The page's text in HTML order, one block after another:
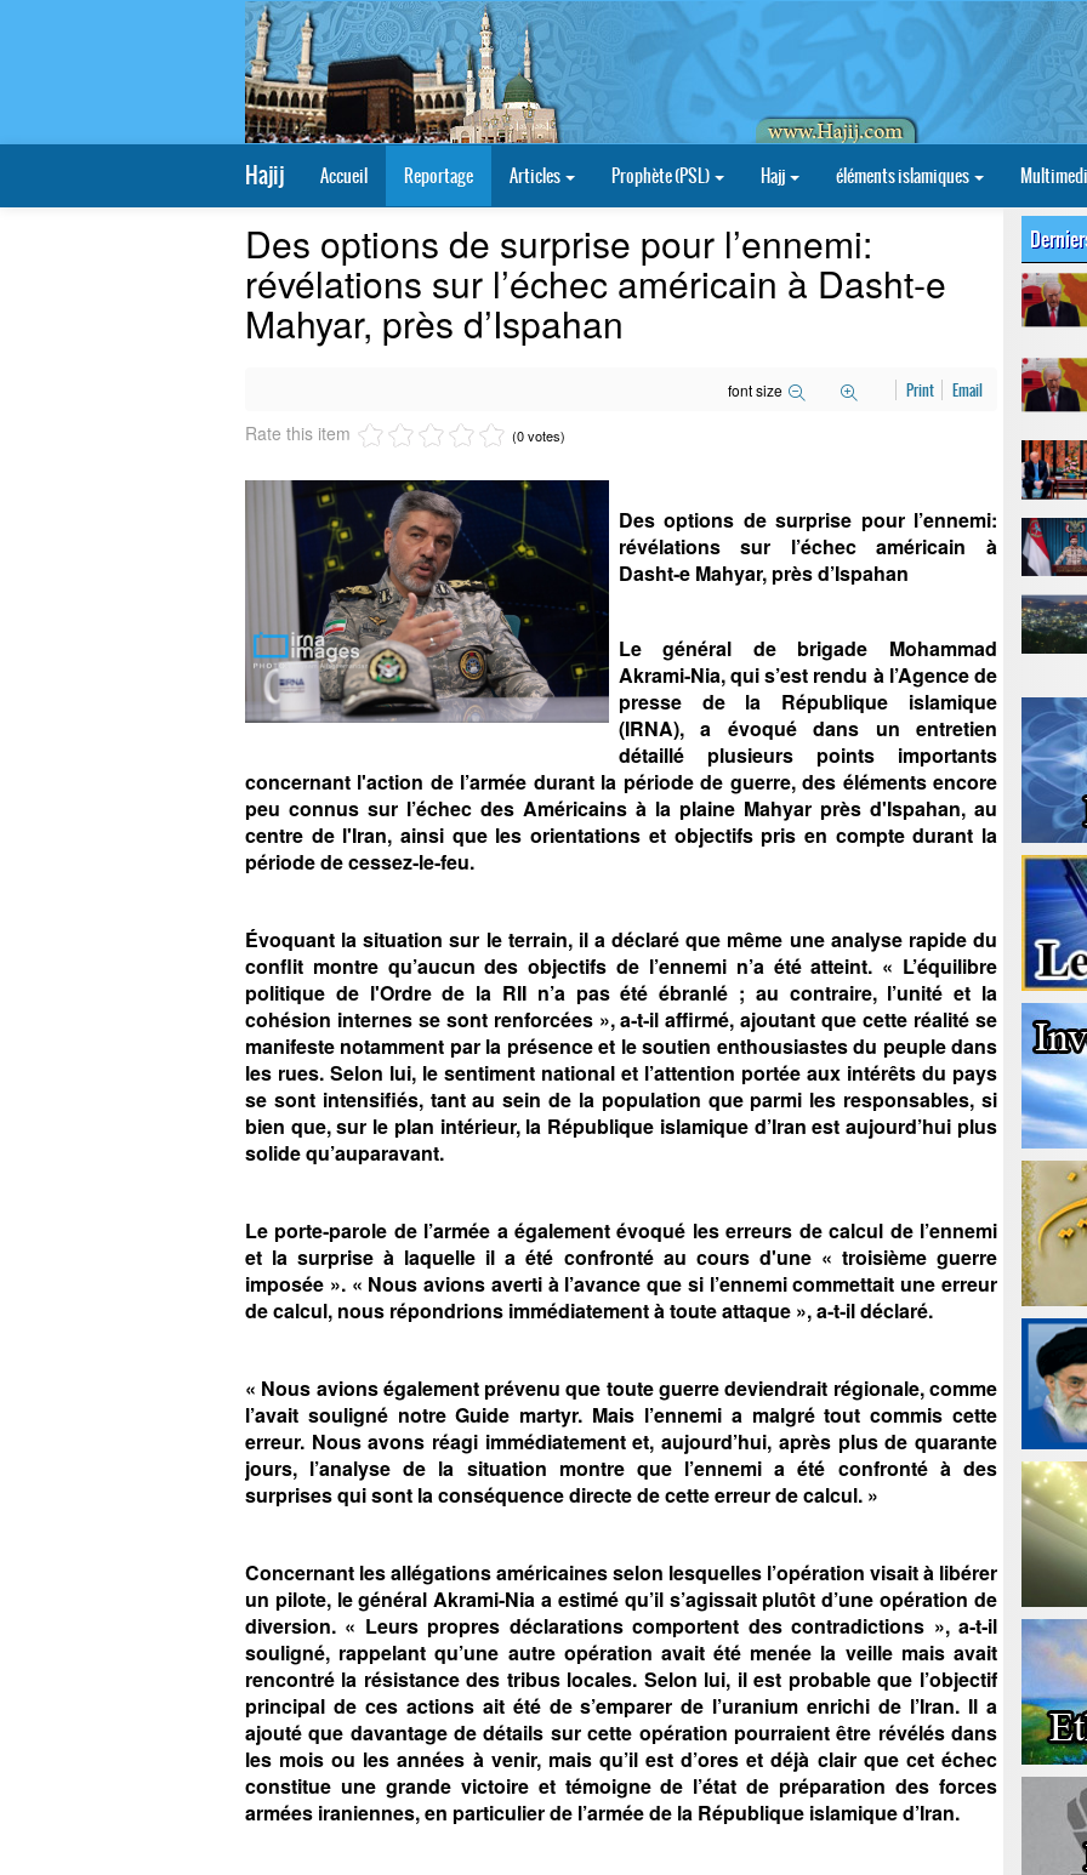
Hajij Accueil Reportage Articles Prophète (PSL) Hajj éléments islamiques
Des options de surprise pour l’ennemi:
révélations sur l’échec américain à Dasht‑e
Mahyar, près d’Ispahan
font size Print Email
Rate this item (0 votes)
Des options de surprise pour l’ennemi:
révélations sur l’échec américain à
Dasht‑e Mahyar, près d’Ispahan
Le général de brigade Mohammad
Akrami‑Nia, qui s’est rendu à l’Agence de
presse de la République islamique
(IRNA), a évoqué dans un entretien
détaillé plusieurs points importants
concernant l'action de l’armée durant la période de guerre, des éléments encore
peu connus sur l’échec des Américains à la plaine Mahyar près d'Ispahan, au
centre de l'Iran, ainsi que les orientations et objectifs pris en compte durant la
période de cessez‑le‑feu.
Évoquant la situation sur le terrain, il a déclaré que même une analyse rapide du
conflit montre qu’aucun des objectifs de l’ennemi n’a été atteint. « L’équilibre
politique de l'Ordre de la RII n’a pas été ébranlé ; au contraire, l’unité et la
cohésion internes se sont renforcées », a‑t‑il affirmé, ajoutant que cette réalité se
manifeste notamment par la présence et le soutien enthousiastes du peuple dans
les rues. Selon lui, le sentiment national et l’attention portée aux intérêts du pays
se sont intensifiés, tant au sein de la population que parmi les responsables, si
bien que, sur le plan intérieur, la République islamique d’Iran est aujourd’hui plus
solide qu’auparavant.
Le porte‑parole de l’armée a également évoqué les erreurs de calcul de l’ennemi
et la surprise à laquelle il a été confronté au cours d'une « troisième guerre
imposée ». « Nous avions averti à l’avance que si l’ennemi commettait une erreur
de calcul, nous répondrions immédiatement à toute attaque », a‑t‑il déclaré.
« Nous avions également prévenu que toute guerre deviendrait régionale, comme
l’avait souligné notre Guide martyr. Mais l’ennemi a malgré tout commis cette
erreur. Nous avons réagi immédiatement et, aujourd’hui, après plus de quarante
jours, l’analyse de la situation montre que l’ennemi a été confronté à des
surprises qui sont la conséquence directe de cette erreur de calcul. »
Concernant les allégations américaines selon lesquelles l’opération visait à libérer
un pilote, le général Akrami‑Nia a estimé qu’il s’agissait plutôt d’une opération de
diversion. « Leurs propres déclarations comportent des contradictions », a‑t‑il
souligné, rappelant qu’une autre opération avait été menée la veille mais avait
rencontré la résistance des tribus locales. Selon lui, il est probable que l’objectif
principal de ces actions ait été de s’emparer de l’uranium enrichi de l’Iran. Il a
ajouté que davantage de détails sur cette opération pourraient être révélés dans
les mois ou les années à venir, mais qu’il est d’ores et déjà clair que cet échec
constitue une grande victoire et témoigne de l’état de préparation des forces
armées iraniennes, en particulier de l’armée de la République islamique d’Iran.